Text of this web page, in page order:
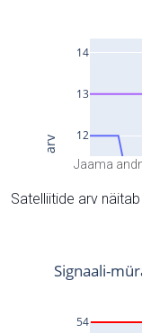
Jaama
Satelliitide arv